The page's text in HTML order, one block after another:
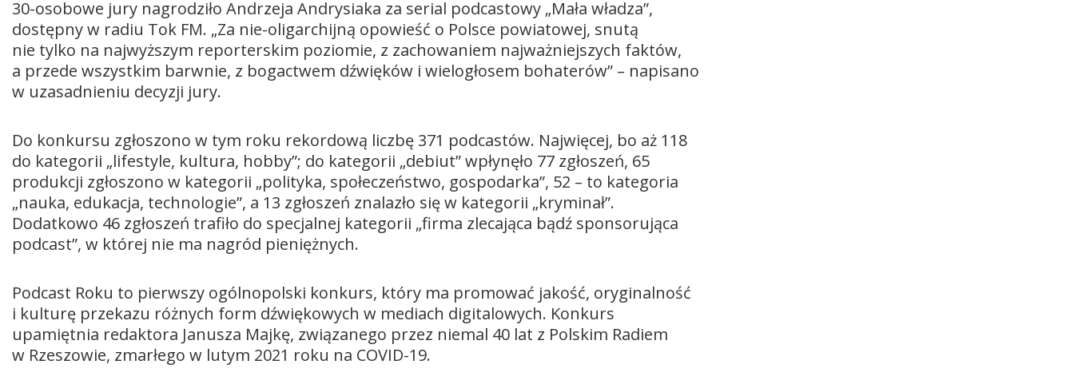
30-osobowe jury nagrodziło Andrzeja Andrysiaka za serial podcastowy „Mała władza”,
dostępny w radiu Tok FM. „Za nie-oligarchijną opowieść o Polsce powiatowej, snutą
nie tylko na najwyższym reporterskim poziomie, z zachowaniem najważniejszych faktów,
a przede wszystkim barwnie, z bogactwem dźwięków i wielogłosem bohaterów” – napisano
w uzasadnieniu decyzji jury.
Do konkursu zgłoszono w tym roku rekordową liczbę 371 podcastów. Najwięcej, bo aż 118
do kategorii „lifestyle, kultura, hobby”; do kategorii „debiut” wpłynęło 77 zgłoszeń, 65
produkcji zgłoszono w kategorii „polityka, społeczeństwo, gospodarka”, 52 – to kategoria
„nauka, edukacja, technologie”, a 13 zgłoszeń znalazło się w kategorii „kryminał”.
Dodatkowo 46 zgłoszeń trafiło do specjalnej kategorii „firma zlecająca bądź sponsorująca
podcast”, w której nie ma nagród pieniężnych.
Podcast Roku to pierwszy ogólnopolski konkurs, który ma promować jakość, oryginalność
i kulturę przekazu różnych form dźwiękowych w mediach digitalowych. Konkurs
upamiętnia redaktora Janusza Majkę, związanego przez niemal 40 lat z Polskim Radiem
w Rzeszowie, zmarłego w lutym 2021 roku na COVID-19.